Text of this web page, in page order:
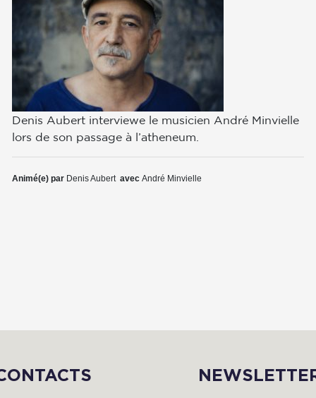
Denis Aubert interviewe le musicien André Minvielle
lors de son passage à l’atheneum.
Animé(e) par Denis Aubert avec André Minvielle